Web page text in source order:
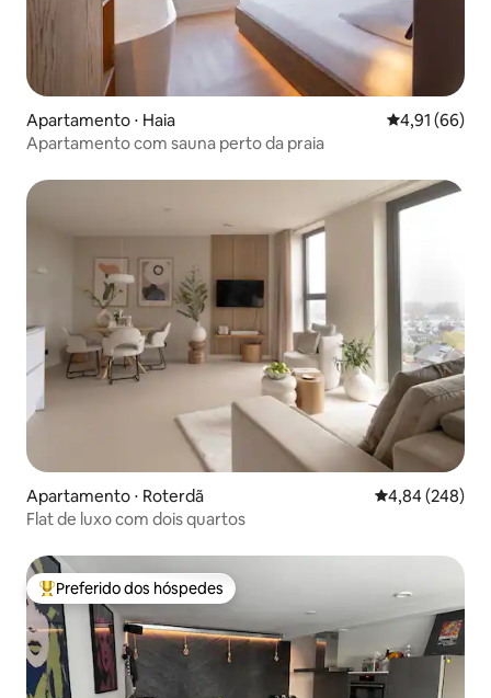
Apartamento ⋅ Haia 4,91 de uma
4,91 (66)
Apartamento com sauna perto da praia
Apartamento ⋅ Roterdã 4,84 de uma
4,84 (248)
Flat de luxo com dois quartos
Entre os melhores preferidos dos hóspedes
Preferido dos hóspedes